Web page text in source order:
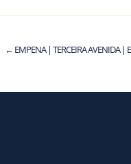
← EMPENA | TERCEIRA AVENIDA |